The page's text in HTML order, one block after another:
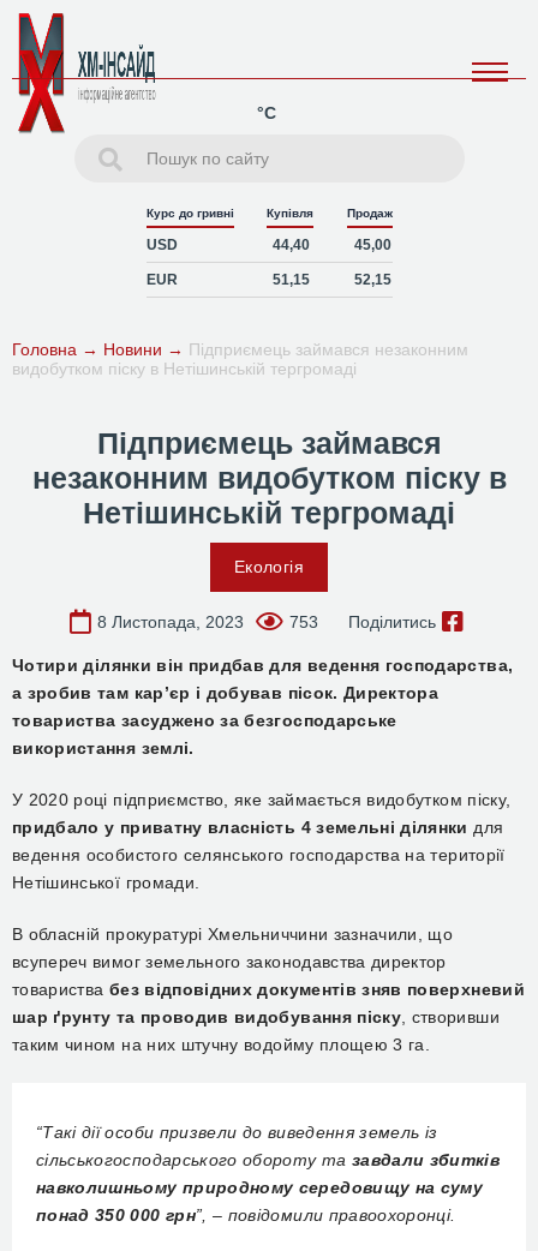
°C
Курс до гривні Купівля Продаж
USD 44,40 45,00
EUR 51,15 52,15
Головна → Новини → Підприємець займався незаконним
видобутком піску в Нетішинській тергромаді
Підприємець займався
незаконним видобутком піску в
Нетішинській тергромаді
Екологія
8 Листопада, 2023 753 Поділитись
Чотири ділянки він придбав для ведення господарства,
а зробив там кар’єр і добував пісок. Директора
товариства засуджено за безгосподарське
використання землі.
У 2020 році підприємство, яке займається видобутком піску,
придбало у приватну власність 4 земельні ділянки для
ведення особистого селянського господарства на території
Нетішинської громади.
В обласній прокуратурі Хмельниччини зазначили, що
всупереч вимог земельного законодавства директор
товариства без відповідних документів зняв поверхневий
шар ґрунту та проводив видобування піску , створивши
таким чином на них штучну водойму площею 3 га.
“Такі дії особи призвели до виведення земель із
сільськогосподарського обороту та завдали збитків
навколишньому природному середовищу на суму
понад 350 000 грн”, – повідомили правоохоронці.